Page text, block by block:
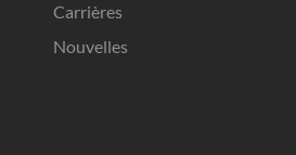
Carrières
Nouvelles